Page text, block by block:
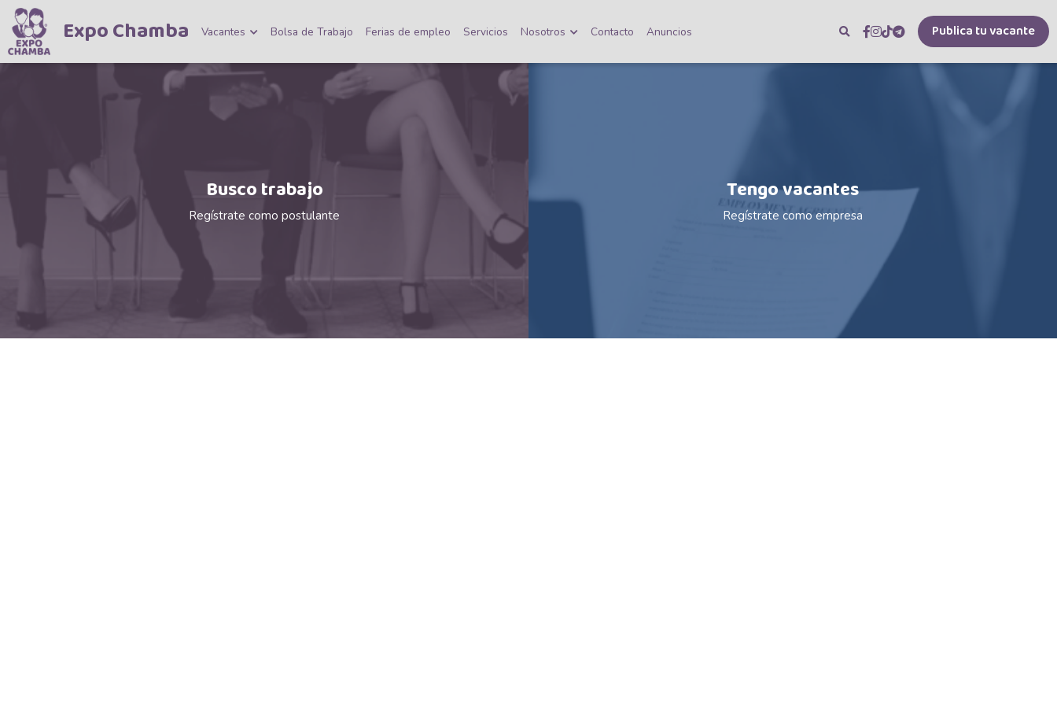
Expo Chamba Vacantes Bolsa de Trabajo Ferias de empleo Servicios Nosotros Contacto Anuncios Publica tu vacante
Busco trabajo
Regístrate como postulante
Tengo vacantes
Regístrate como empresa